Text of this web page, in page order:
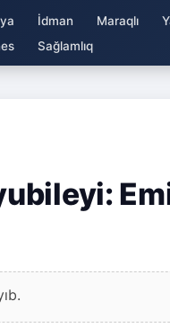
İdman Maraqlı
Sağlamlıq